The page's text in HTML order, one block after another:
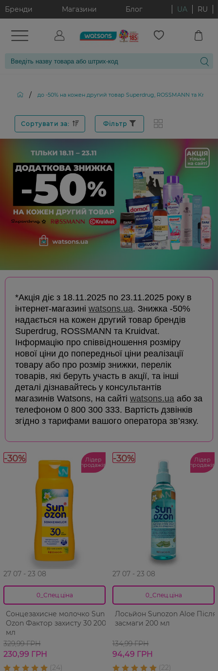
Бренди Магазини Блог UA RU
/ до -50% на кожен другий товар Superdrug, ROSSMANN та
Сортувати за: Фільтр
*Акція діє з 18.11.2025 по 23.11.2025 року в
інтернет-магазині watsons.ua. Знижка -50%
надається на кожен другий товар брендів
Superdrug, ROSSMANN та Kruidvat.
Інформацію про співвідношення розміру
нової ціни до попередньої ціни реалізації
товару або про розмір знижки, перелік
товарів, які беруть участь в акції, та інші
деталі дізнавайтесь у консультантів
магазинів Watsons, на сайті watsons.ua або за
телефоном 0 800 300 333. Вартість дзвінків
згідно з тарифами вашого оператора зв’язку.
-30% Лідер
продажів
27 07 - 23 08
0_Спец.ціна
Сонцезахисне молочко Sun
Ozon Фактор захиcту 30 200
мл
329,99 ГРН
230,99 ГРН
-30% Лідер
продажів
27 07 - 23 08
0_Спец.ціна
Лосьйон Sunozon Aloe Після
засмаги 200 мл
134,99 ГРН
94,49 ГРН